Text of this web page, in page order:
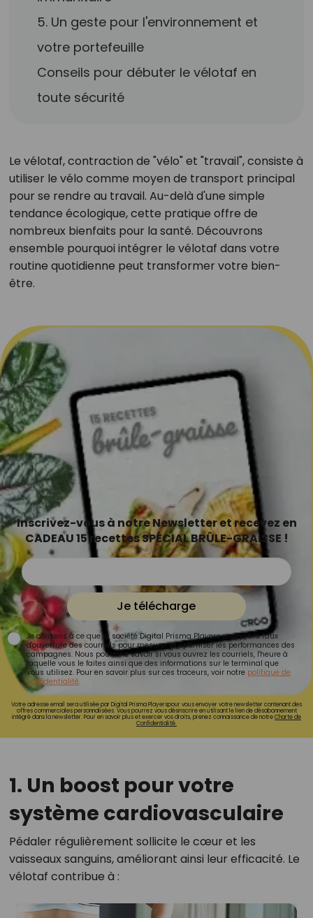
5. Un geste pour l'environnement et
votre portefeuille
Conseils pour débuter le vélotaf en
toute sécurité
Le vélotaf, contraction de "vélo" et "travail", consiste à
utiliser le vélo comme moyen de transport principal
pour se rendre au travail. Au-delà d'une simple
tendance écologique, cette pratique offre de
nombreux bienfaits pour la santé. Découvrons
ensemble pourquoi intégrer le vélotaf dans votre
routine quotidienne peut transformer votre bien-
être.
Inscrivez-vous à notre Newsletter et recevez en
CADEAU 15 recettes SPÉCIAL BRÛLE-GRAISSE !
Je télécharge
Je consens à ce que la société Digital Prisma Players analyse le taux
d'ouverture des courriels pour mesurer et optimiser les performances des
campagnes. Nous pourrons savoir si vous ouvrez les courriels, l'heure à
laquelle vous le faites ainsi que des informations sur le terminal que
vous utilisez. Pour en savoir plus sur ces traceurs, voir notre politique de
confidentialité.
Votre adresse email sera utilisée par Digital Prisma Playerspour vous envoyer votre newsletter contenant des
offres commerciales personnalisées. Vous pourrez vous désinscrire en utilisant le lien de désabonnement
intégré dans la newsletter. Pour en savoir plus et exercer vos droits, prenez connaissance de notreCharte de
Confidentialité.
1. Un boost pour votre
système cardiovasculaire
Pédaler régulièrement sollicite le cœur et les
vaisseaux sanguins, améliorant ainsi leur efficacité. Le
vélotaf contribue à :